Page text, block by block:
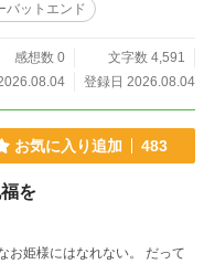
バットエンド
感想数 0
文字数 4,591
登録日 2026.08.04
お気に入り追加 483
を
お姫様にはなれない。 だって